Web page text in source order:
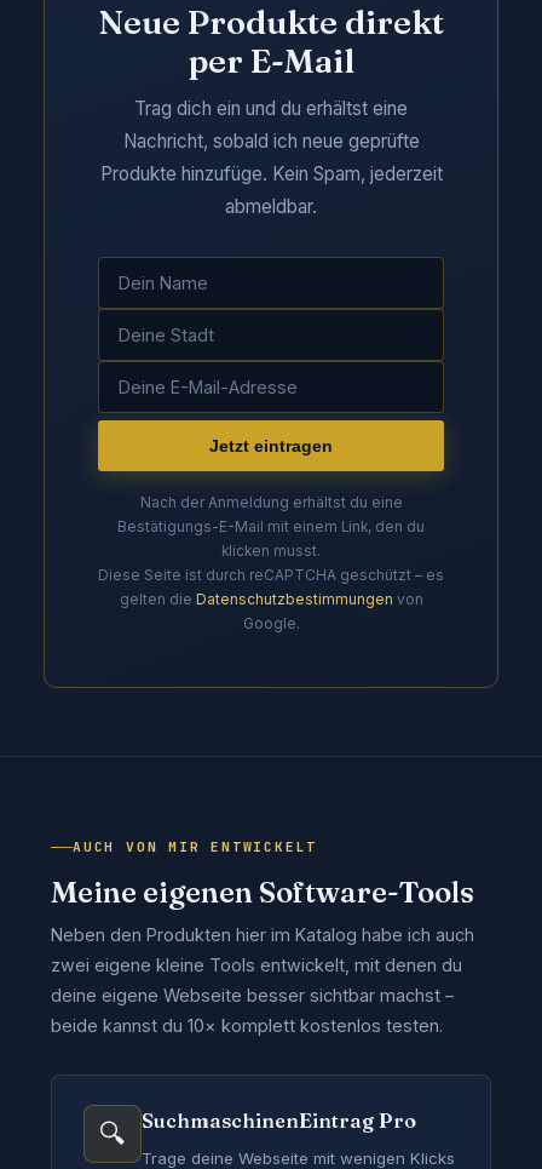
Neue Produkte direkt
per E-Mail
Trag dich ein und du erhältst eine
Nachricht, sobald ich neue geprüfte
Produkte hinzufüge. Kein Spam, jederzeit
abmeldbar.
Jetzt eintragen
Nach der Anmeldung erhältst du eine
Bestätigungs-E-Mail mit einem Link, den du
klicken musst.
Diese Seite ist durch reCAPTCHA geschützt – es
gelten die Datenschutzbestimmungen von
Google.
AUCH VON MIR ENTWICKELT
Meine eigenen Software-Tools
Neben den Produkten hier im Katalog habe ich auch
zwei eigene kleine Tools entwickelt, mit denen du
deine eigene Webseite besser sichtbar machst –
beide kannst du 10× komplett kostenlos testen.
🔍 SuchmaschinenEintrag Pro
Trage deine Webseite mit wenigen Klicks